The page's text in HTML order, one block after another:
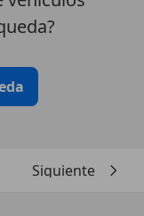
Siguiente